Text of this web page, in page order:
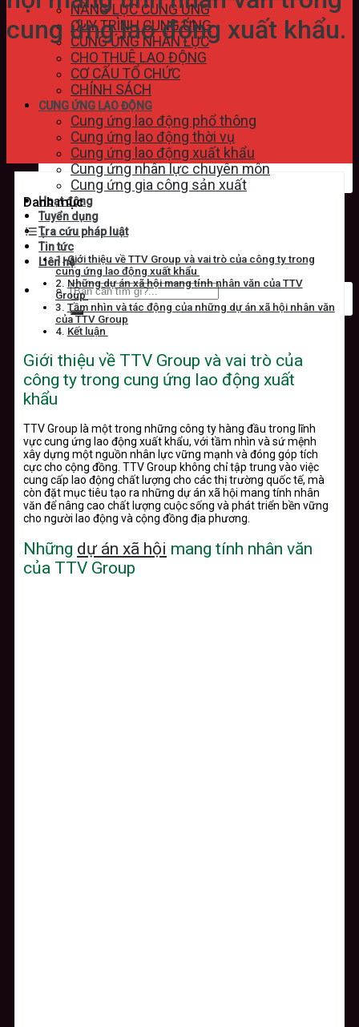
NĂNG LỰC CUNG ỨNG
QUY TRÌNH CUNG ỨNG
CUNG ỨNG NHÂN LỰC
CHO THUÊ LAO ĐỘNG
CƠ CẤU TỔ CHỨC
CHÍNH SÁCH
CUNG ỨNG LAO ĐỘNG
Cung ứng lao động phổ thông
Cung ứng lao động thời vụ
Cung ứng lao động xuất khẩu
Cung ứng nhân lực chuyên môn
Cung ứng gia công sản xuất
Hoạt động
Tuyển dụng
Tra cứu pháp luật
Tin tức
Liên hệ
cung ứng lao động xuất khẩu.
Danh mục
Giới thiệu về TTV Group và vai trò của công ty trong
cung ứng lao động xuất khẩu
Những dự án xã hội mang tính nhân văn của TTV
Group
Tầm nhìn và tác động của những dự án xã hội nhân văn
của TTV Group
Kết luận
Giới thiệu về TTV Group và vai trò của
công ty trong cung ứng lao động xuất
khẩu
TTV Group là một trong những công ty hàng đầu trong lĩnh
vực cung ứng lao động xuất khẩu, với tầm nhìn và sứ mệnh
xây dựng một nguồn nhân lực vững mạnh và đóng góp tích
cực cho cộng đồng. TTV Group không chỉ tập trung vào việc
cung cấp lao động chất lượng cho các thị trường quốc tế, mà
còn đặt mục tiêu tạo ra những dự án xã hội mang tính nhân
văn để nâng cao chất lượng cuộc sống và phát triển bền vững
cho người lao động và cộng đồng địa phương.
Những dự án xã hội mang tính nhân văn
của TTV Group